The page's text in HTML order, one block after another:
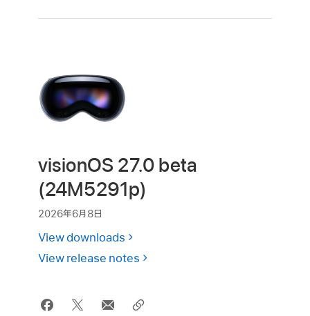
visionOS 27.0 beta
(24M5291p)
2026年6月8日
View downloads
View release notes